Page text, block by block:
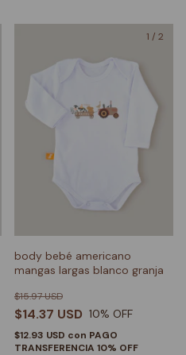
1 / 2
body bebé americano
mangas largas blanco granja
$14.37 USD
$15.97 USD
10% OFF
$12.93 USD con PAGO
TRANSFERENCIA 10% OFF